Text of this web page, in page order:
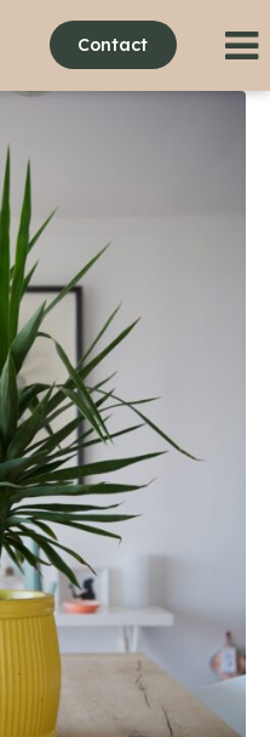
Contact